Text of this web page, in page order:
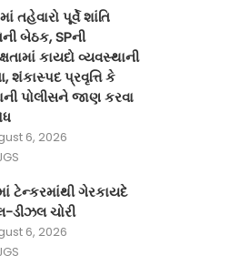
તહેવારો પૂર્વે શાંતિ
બેઠક, SPની
કાયદો વ્યવસ્થાની
શંકાસ્પદ પ્રવૃત્તિ કે
પોલીસને જાણ કરવા
6, 2026
ટેન્કરમાંથી ગેરકાયદે
ડીઝલ ચોરી
6, 2026